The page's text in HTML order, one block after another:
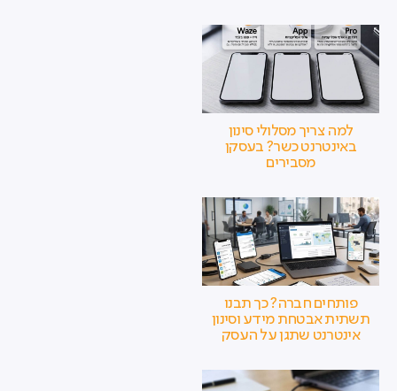
למה צריך מסלולי סינון
באינטרנט כשר? בעסקן
מסבירים
פותחים חברה? כך תבנו
תשתית אבטחת מידע וסינון
אינטרנט שתגן על העסק